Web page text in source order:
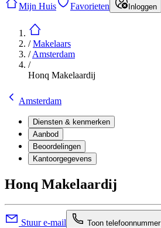
Mijn Huis Favorieten Inloggen
/Makelaars
/Amsterdam
/
Honq Makelaardij
Amsterdam
Diensten & kenmerken
Aanbod
Beoordelingen
Kantoorgegevens
Honq Makelaardij
Stuur e-mail Toon telefoonnummer